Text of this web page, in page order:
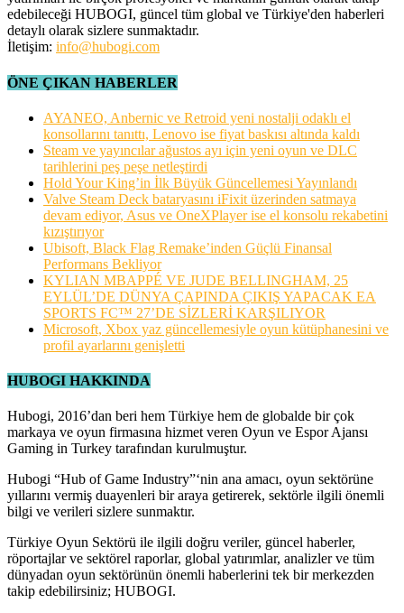
edebileceği HUBOGI, güncel tüm global ve Türkiye'den haberleri
detaylı olarak sizlere sunmaktadır.
İletişim: info@hubogi.com
ÖNE ÇIKAN HABERLER
AYANEO, Anbernic ve Retroid yeni nostalji odaklı el
konsollarını tanıttı, Lenovo ise fiyat baskısı altında kaldı
Steam ve yayıncılar ağustos ayı için yeni oyun ve DLC
tarihlerini peş peşe netleştirdi
Hold Your King’in İlk Büyük Güncellemesi Yayınlandı
Valve Steam Deck bataryasını iFixit üzerinden satmaya
devam ediyor, Asus ve OneXPlayer ise el konsolu rekabetini
kızıştırıyor
Ubisoft, Black Flag Remake’inden Güçlü Finansal
Performans Bekliyor
KYLIAN MBAPPÉ VE JUDE BELLINGHAM, 25
EYLÜL’DE DÜNYA ÇAPINDA ÇIKIŞ YAPACAK EA
SPORTS FC™ 27’DE SİZLERİ KARŞILIYOR
Microsoft, Xbox yaz güncellemesiyle oyun kütüphanesini ve
profil ayarlarını genişletti
HUBOGI HAKKINDA
Hubogi, 2016’dan beri hem Türkiye hem de globalde bir çok
markaya ve oyun firmasına hizmet veren Oyun ve Espor Ajansı
Gaming in Turkey tarafından kurulmuştur.
Hubogi “Hub of Game Industry”‘nin ana amacı, oyun sektörüne
yıllarını vermiş duayenleri bir araya getirerek, sektörle ilgili önemli
bilgi ve verileri sizlere sunmaktır.
Türkiye Oyun Sektörü ile ilgili doğru veriler, güncel haberler,
röportajlar ve sektörel raporlar, global yatırımlar, analizler ve tüm
dünyadan oyun sektörünün önemli haberlerini tek bir merkezden
takip edebilirsiniz; HUBOGI.